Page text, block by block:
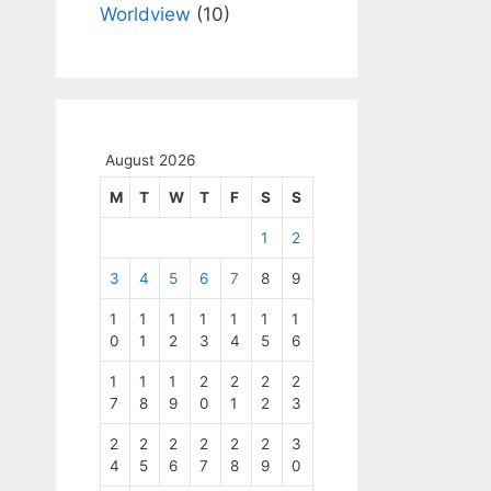
Worldview (10)
August 2026
M T W T F S S
1 2
3 4 5 6 7 8 9
1
0
1
1
1
2
1
3
1
4
1
5
1
6
1
7
1
8
1
9
2
0
2
1
2
2
2
3
2
4
2
5
2
6
2
7
2
8
2
9
3
0